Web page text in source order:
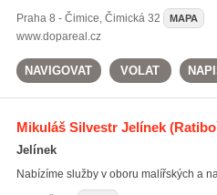
Praha 8 - Čimice, Čimická 32 MAPA
www.dopareal.cz
NAVIGOVAT VOLAT
Mikuláš Silvestr Jelínek
Jelínek
Nabízíme služby v oboru malířských a